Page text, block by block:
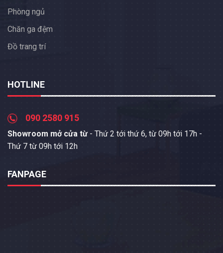
Phòng ngủ
Chăn ga đệm
Đồ trang trí
HOTLINE
090 2580 915
Showroom mở cửa từ - Thứ 2 tới thứ 6, từ 09h tới 17h -
Thứ 7 từ 09h tới 12h
FANPAGE